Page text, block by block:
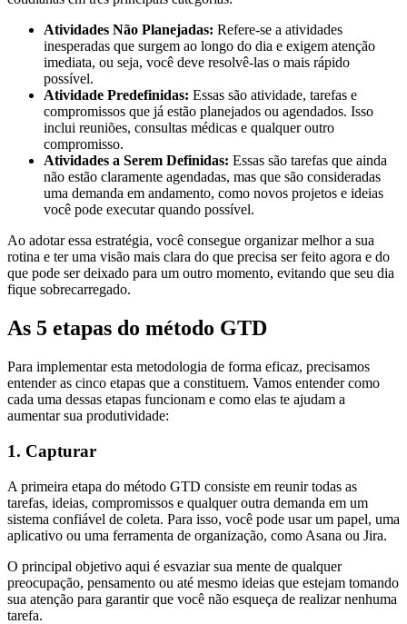
Atividades Não Planejadas: Refere-se a atividades
inesperadas que surgem ao longo do dia e exigem atenção
imediata, ou seja, você deve resolvê-las o mais rápido
possível.
Atividade Predefinidas: Essas são atividade, tarefas e
compromissos que já estão planejados ou agendados. Isso
inclui reuniões, consultas médicas e qualquer outro
compromisso.
Atividades a Serem Definidas: Essas são tarefas que ainda
não estão claramente agendadas, mas que são consideradas
uma demanda em andamento, como novos projetos e ideias
você pode executar quando possível.
Ao adotar essa estratégia, você consegue organizar melhor a sua
rotina e ter uma visão mais clara do que precisa ser feito agora e do
que pode ser deixado para um outro momento, evitando que seu dia
fique sobrecarregado.
As 5 etapas do método GTD
Para implementar esta metodologia de forma eficaz, precisamos
entender as cinco etapas que a constituem. Vamos entender como
cada uma dessas etapas funcionam e como elas te ajudam a
aumentar sua produtividade:
1. Capturar
A primeira etapa do método GTD consiste em reunir todas as
tarefas, ideias, compromissos e qualquer outra demanda em um
sistema confiável de coleta. Para isso, você pode usar um papel, uma
aplicativo ou uma ferramenta de organização, como Asana ou Jira.
O principal objetivo aqui é esvaziar sua mente de qualquer
preocupação, pensamento ou até mesmo ideias que estejam tomando
sua atenção para garantir que você não esqueça de realizar nenhuma
tarefa.